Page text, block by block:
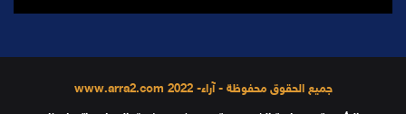
جميع الحقوق محفوظة - آراء- 2022 www.arra2.com